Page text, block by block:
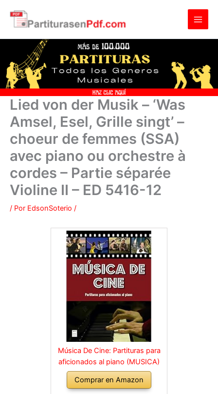
contenido
Lied von der Musik – ‘Was
Amsel, Esel, Grille singt’ –
choeur de femmes (SSA)
avec piano ou orchestre à
cordes – Partie séparée
Violine II – ED 5416-12
/ Por EdsonSoterio /
Música De Cine: Partituras para
aficionados al piano (MUSICA)
Comprar en Amazon